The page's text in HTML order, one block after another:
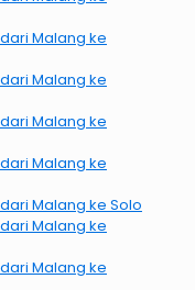
Malang ke
Malang ke
Malang ke
Malang ke
Malang ke Solo
Malang ke
Malang ke